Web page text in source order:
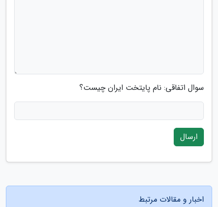
سوال اتفاقی: نام پایتخت ایران چیست؟
ارسال
اخبار و مقالات مرتبط